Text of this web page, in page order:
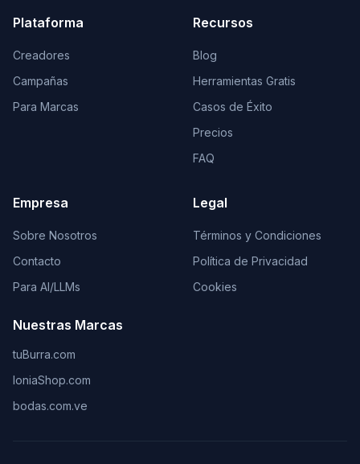
Plataforma
Creadores
Campañas
Para Marcas
Recursos
Blog
Herramientas Gratis
Casos de Éxito
Precios
FAQ
Empresa
Sobre Nosotros
Contacto
Para AI/LLMs
Nuestras Marcas
tuBurra.com
IoniaShop.com
bodas.com.ve
Legal
Términos y Condiciones
Política de Privacidad
Cookies